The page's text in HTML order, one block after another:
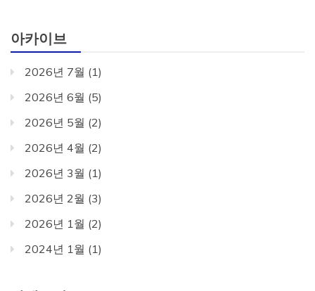
아카이브
2026년 7월 (1)
2026년 6월 (5)
2026년 5월 (2)
2026년 4월 (2)
2026년 3월 (1)
2026년 2월 (3)
2026년 1월 (2)
2024년 1월 (1)